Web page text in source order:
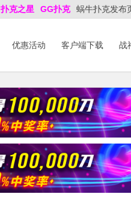
扑克之星 GG扑克 蜗牛扑克发布
优惠活动 客户端下载 战